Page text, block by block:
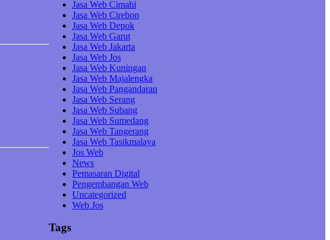
Jasa Web Cimahi
Jasa Web Cirebon
Jasa Web Depok
Jasa Web Garut
Jasa Web Jakarta
Jasa Web Jos
Jasa Web Kuningan
Jasa Web Majalengka
Jasa Web Pangandaran
Jasa Web Serang
Jasa Web Subang
Jasa Web Sumedang
Jasa Web Tangerang
Jasa Web Tasikmalaya
Jos Web
News
Pemasaran Digital
Pengembangan Web
Uncategorized
Web Jos
Tags